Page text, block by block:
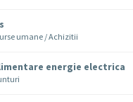
umane / Achizitii
energie electrica